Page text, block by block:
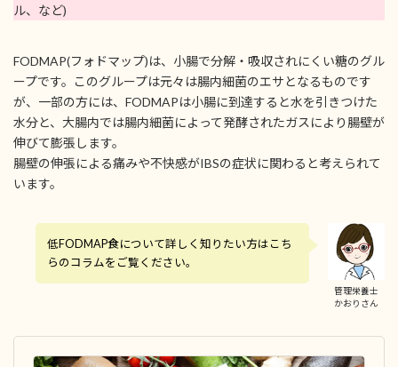
ル、など)
FODMAP(フォドマップ)は、小腸で分解・吸収されにくい糖のグル
ープです。このグループは元々は腸内細菌のエサとなるものです
が、一部の方には、FODMAPは小腸に到達すると水を引きつけた
水分と、大腸内では腸内細菌によって発酵されたガスにより腸壁が
伸びて膨張します。
腸壁の伸張による痛みや不快感がIBSの症状に関わると考えられて
います。
管理栄養士
かおりさん
低FODMAP食について詳しく知りたい方はこち
らのコラムをご覧ください。